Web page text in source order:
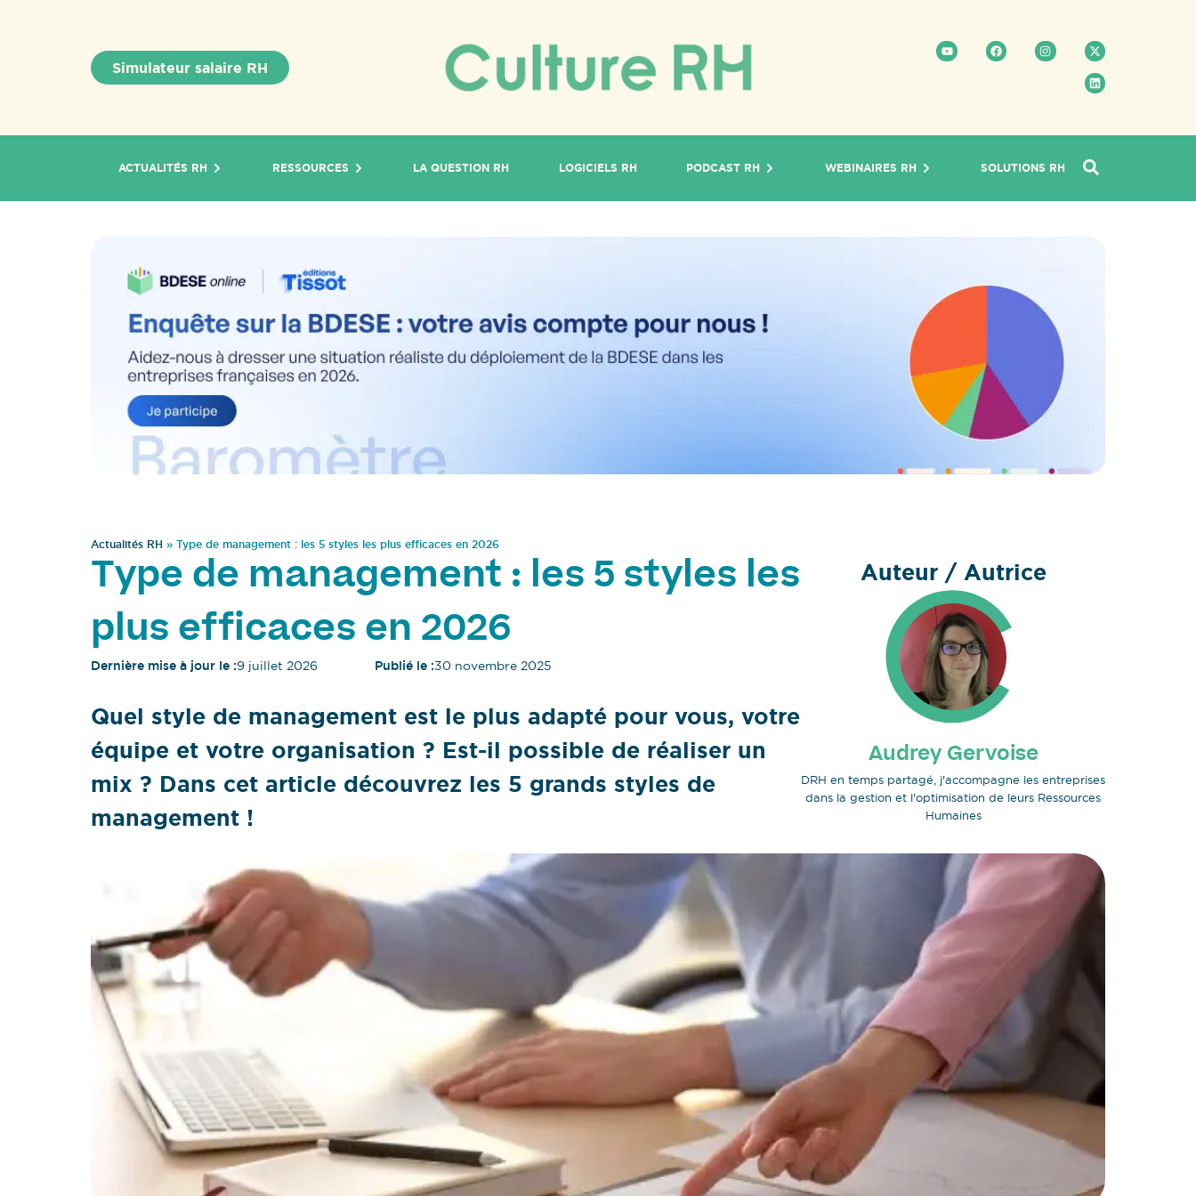
Simulateur salaire RH
ACTUALITÉS RH RESSOURCES LA QUESTION RH LOGICIELS RH PODCAST RH WEBINAIRES RH SOLUTIONS RH
Actualités RH » Type de management : les 5 styles les plus efficaces en 2026
Type de management : les 5 styles les
plus efficaces en 2026
Dernière mise à jour le :9 juillet 2026 Publié le :30 novembre 2025
Quel style de management est le plus adapté pour vous, votre
équipe et votre organisation ? Est-il possible de réaliser un
mix ? Dans cet article découvrez les 5 grands styles de
management !
Auteur / Autrice
Audrey Gervoise
DRH en temps partagé, j'accompagne les entreprises
dans la gestion et l'optimisation de leurs Ressources
Humaines